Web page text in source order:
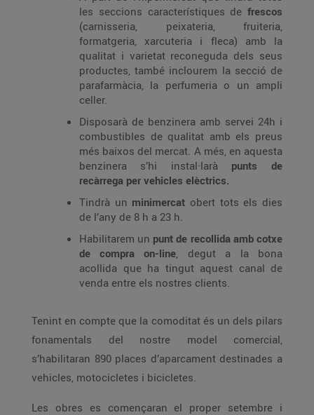
les seccions característiques de frescos
(carnisseria, peixateria, fruiteria,
formatgeria, xarcuteria i fleca) amb la
qualitat i varietat reconeguda dels seus
productes, també inclourem la secció de
parafarmàcia, la perfumeria o un ampli
celler.
Disposarà de benzinera amb servei 24h i
combustibles de qualitat amb els preus
més baixos del mercat. A més, en aquesta
benzinera s’hi instal·larà punts de
recàrrega per vehicles elèctrics.
Tindrà un minimercat obert tots els dies
de l’any de 8 h a 23 h.
Habilitarem un punt de recollida amb cotxe
de compra on-line, degut a la bona
acollida que ha tingut aquest canal de
venda entre els nostres clients.
Tenint en compte que la comoditat és un dels pilars
fonamentals del nostre model comercial,
s’habilitaran 890 places d’aparcament destinades a
vehicles, motocicletes i bicicletes.
Les obres es començaran el proper setembre i